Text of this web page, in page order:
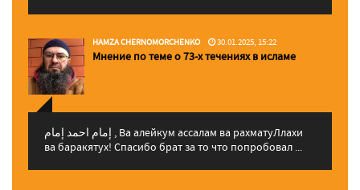
HAMZA CHERNOMORCHENKO 30.01.2025, 15:22
Мнение по теме о 73-х течениях в исламе
إمام احمد إمام , Ва алейкум ассалам ва рахматуЛлахи
ва баракятух! Спасибо брат за то что попробовал ...